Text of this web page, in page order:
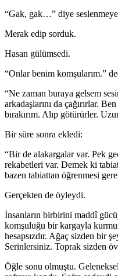
“Gak, gak…” diye seslenmeye
Merak edip sorduk.
Hasan gülümsedi.
“Onlar benim komşularım.”
“Ne zaman buraya gelsem
arkadaşlarını da çağırırlar.
bırakırım. Alıp götürürler.
Bir süre sonra ekledi:
“Bir de alakargalar var. Pek
rekabetleri var. Demek ki
bazen tabiattan öğrenmesi
Gerçekten de öyleydi.
İnsanların birbirini maddî
komşuluğu bir kargayla
hesapsızdır. Ağaç sizden bir
Serinlersiniz. Toprak sizden
Öğle sonu olmuştu.